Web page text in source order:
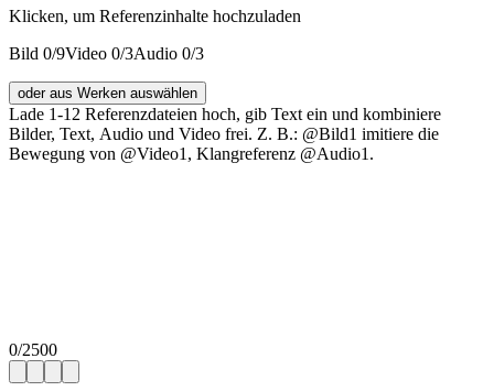
Klicken, um Referenzinhalte hochzuladen
Bild 0/9Video 0/3Audio 0/3
oder aus Werken auswählen
Lade 1-12 Referenzdateien hoch, gib Text ein und kombiniere
Bilder, Text, Audio und Video frei. Z. B.: @Bild1 imitiere die
Bewegung von @Video1, Klangreferenz @Audio1.
0/2500